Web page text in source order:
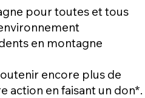
pour toutes et tous
en montagne
encore plus de
action en faisant un don*.